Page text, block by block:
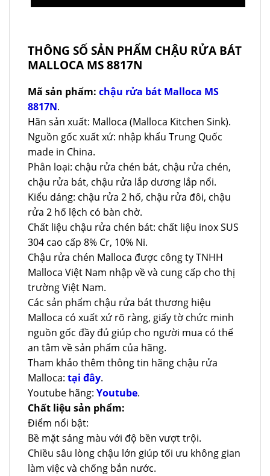
THÔNG SỐ SẢN PHẨM CHẬU RỬA BÁT
MALLOCA MS 8817N
Mã sản phẩm: chậu rửa bát Malloca MS
8817N.
Hãn sản xuất: Malloca (Malloca Kitchen Sink).
Nguồn gốc xuất xứ: nhập khẩu Trung Quốc
made in China.
Phân loại: chậu rửa chén bát, chậu rửa chén,
chậu rửa bát, chậu rửa lắp dương lắp nổi.
Kiểu dáng: chậu rửa 2 hố, chậu rửa đôi, chậu
rửa 2 hố lệch có bàn chờ.
Chất liệu chậu rửa chén bát: chất liệu inox SUS
304 cao cấp 8% Cr, 10% Ni.
Chậu rửa chén Malloca được công ty TNHH
Malloca Việt Nam nhập về và cung cấp cho thị
trường Việt Nam.
Các sản phẩm chậu rửa bát thương hiệu
Malloca có xuất xứ rõ ràng, giấy tờ chức minh
nguồn gốc đầy đủ giúp cho người mua có thể
an tâm về sản phẩm của hãng.
Tham khảo thêm thông tin hãng chậu rửa
Malloca: tại đây.
Youtube hãng: Youtube.
Chất liệu sản phẩm:
Điểm nổi bật:
Bề mặt sáng màu với độ bền vượt trội.
Chiều sâu lòng chậu lớn giúp tối ưu không gian
làm việc và chống bắn nước.